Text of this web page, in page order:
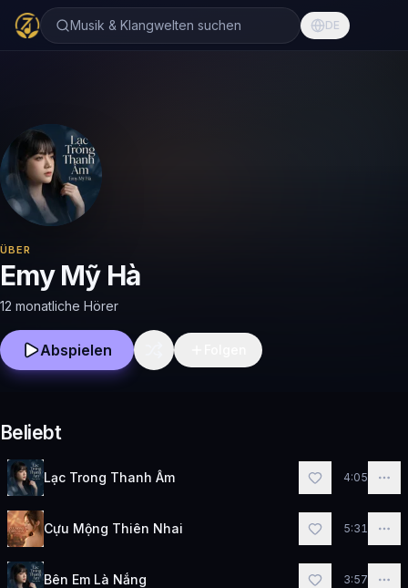
Musik & Klangwelten suchen DE
ÜBER
Emy Mỹ Hà
12 monatliche Hörer
Abspielen
Beliebt
Lạc Trong Thanh Âm 4:05
Cựu Mộng Thiên Nhai 5:31
Bên Em Là Nắng 3:57